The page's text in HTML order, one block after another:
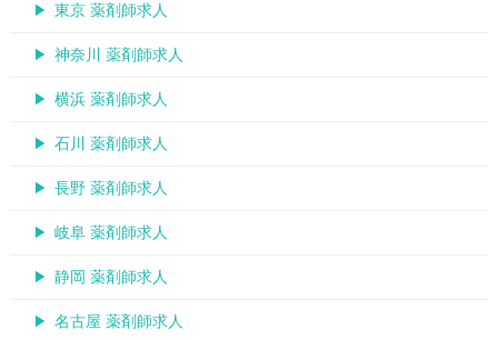
東京 薬剤師求人
神奈川 薬剤師求人
横浜 薬剤師求人
石川 薬剤師求人
長野 薬剤師求人
岐阜 薬剤師求人
静岡 薬剤師求人
名古屋 薬剤師求人